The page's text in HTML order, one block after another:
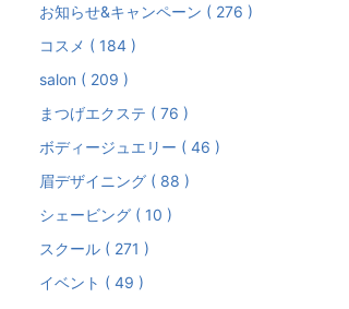
お知らせ&キャンペーン ( 276 )
コスメ ( 184 )
salon ( 209 )
まつげエクステ ( 76 )
ボディージュエリー ( 46 )
眉デザイニング ( 88 )
シェービング ( 10 )
スクール ( 271 )
イベント ( 49 )